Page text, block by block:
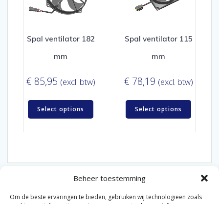
Beheer toestemming
Om de beste ervaringen te bieden, gebruiken wij technologieën zoals
Spal ventilator 182
mm
€ 85,95 (excl. btw)
Select options
Spal ventilator 115
mm
€ 78,19 (excl. btw)
Select options